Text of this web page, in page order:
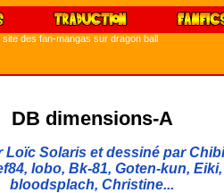
site des fan-mangas sur dragon ball
DB dimensions-A
Loïc Solaris et dessiné par
lobo, Bk-81, Goten-kun,
bloodsplach, Christine...